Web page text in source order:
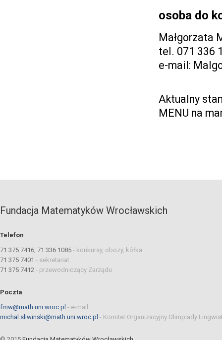
osoba do
Małgorzata
tel. 071 336
e-mail:
Aktualny
MENU na
Fundacja Matematyków Wrocławskich
Telefon
71 375 7416, 71 336 1085 - konkursy, obozy, kółka
71 375 7401 - sekretariat
71 375 7412 - przewodniczący Zarządu
Poczta
fmw@math.uni.wroc.pl - e-mail
michal.sliwinski@math.uni.wroc.pl - Komitet Organizacyjny Olimpiady